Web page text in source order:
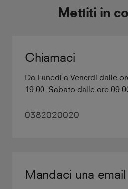
Mettiti in
Chiamaci
Da Lunedì a Venerdì dalle
19.00. Sabato dalle ore
0382020020
Mandaci una email